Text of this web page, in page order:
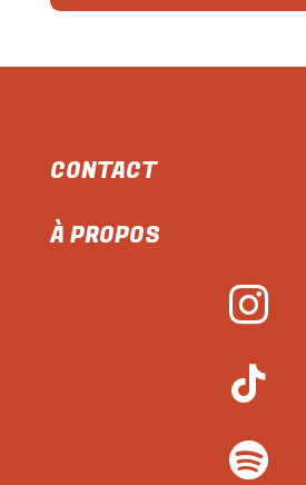
CONTACT
À PROPOS


